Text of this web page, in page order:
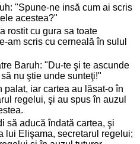
"Spune-ne insă cum ai scris
acestea?"
rostit cu gura sa toate
am scris cu cerneală în sulul
Baruh: "Du-te şi te ascunde
nu ştie unde sunteţi!"
iar cartea au lăsat-o în
regelui, şi au spus în auzul
să aducă îndată cartea, şi
lui Elişama, secretarul regelui;